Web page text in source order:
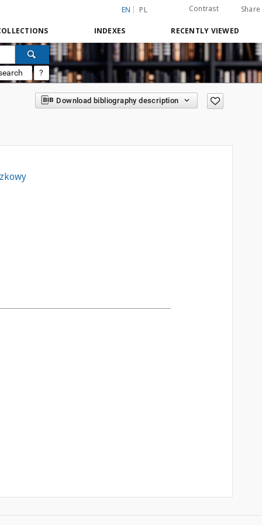
EN PL Contrast Share
INDEXES RECENTLY VIEWED
?
Download bibliography description